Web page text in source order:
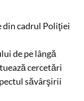
cadrul Poliţiei
de pe lângă
cercetări
săvârşirii